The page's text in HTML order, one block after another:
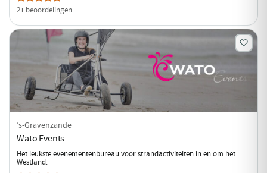
21 beoordelingen
‘s-Gravenzande
Wato Events
Het leukste evenementenbureau voor strandactiviteiten in en om het
Westland.